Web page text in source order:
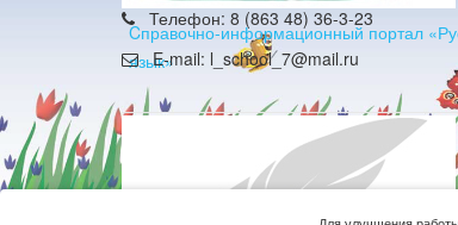
Cправочно-информационный портал
язык»
Телефон: 8 (863 48) 36-3-23
E-mail: l_school_7@mail.ru